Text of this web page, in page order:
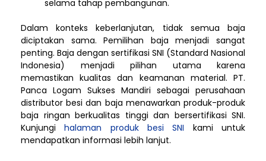
selama tahap pembangunan.
Dalam konteks keberlanjutan, tidak semua baja
diciptakan sama. Pemilihan baja menjadi sangat
penting. Baja dengan sertifikasi SNI (Standard Nasional
Indonesia) menjadi pilihan utama karena
memastikan kualitas dan keamanan material. PT.
Panca Logam Sukses Mandiri sebagai perusahaan
distributor besi dan baja menawarkan produk-produk
baja ringan berkualitas tinggi dan bersertifikasi SNI.
Kunjungihalaman produk besi SNI kami untuk
mendapatkan informasi lebih lanjut.